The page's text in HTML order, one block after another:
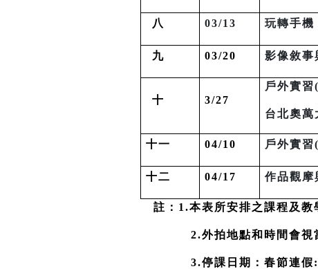
八 03/13 玩轉手機
九 03/20 影像敘事
十 3/27
戶外實習(
台北奧萬
十一 04/10 戶外實習(
十二 04/17 作品觀摩
註：1.本表所安排之課程及教
2.外拍地點和時間會視
3.停課日期：春節連